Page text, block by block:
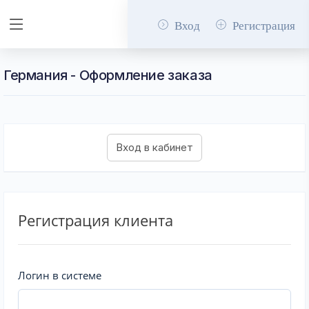
Вход Регистрация
Германия - Оформление заказа
Регистрация клиента
Логин в системе